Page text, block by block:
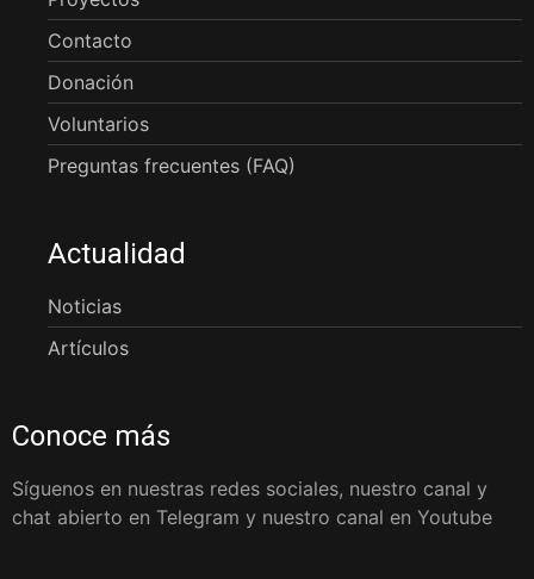
Contacto
Donación
Voluntarios
Preguntas frecuentes (FAQ)
Actualidad
Noticias
Artículos
Conoce más
Síguenos en nuestras redes sociales, nuestro canal y
chat abierto en Telegram y nuestro canal en Youtube